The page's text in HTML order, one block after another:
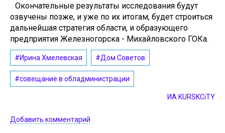
Окончательные результаты исследования будут
озвучены позже, и уже по их итогам, будет строиться
дальнейшая стратегия области, и образующего
предприятия Железногорска - Михайловского ГОКа.
#Ирина Хмелевская #Дом Советов
#совещание в обладминистрации
ИА KURSKCiTY
Добавить комментарий